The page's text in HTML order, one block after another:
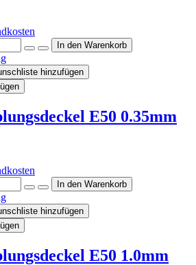
hinzufügen
E50 0.35mm
hinzufügen
E50 1.0mm